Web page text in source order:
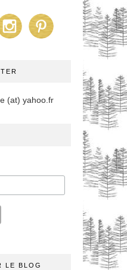
(at) yahoo.fr
LE BLOG